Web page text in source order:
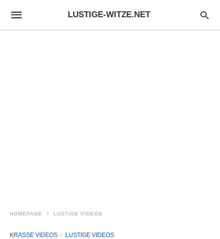
LUSTIGE-WITZE.NET
HOMEPAGE LUSTIGE VIDEOS
KRASSE VIDEOS LUSTIGE VIDEOS